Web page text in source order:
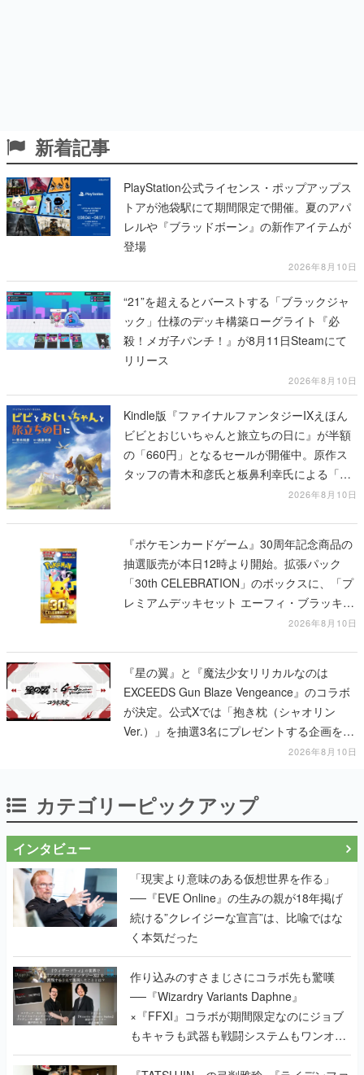
新着記事
PlayStation公式ライセンス・ポップアップス
トアが池袋駅にて期間限定で開催。夏のアパ
レルや『ブラッドボーン』の新作アイテムが
登場
2026年8月10日
“21”を超えるとバーストする「ブラックジャ
ック」仕様のデッキ構築ローグライト『必
殺！メガ子パンチ！』が8月11日Steamにて
リリース
2026年8月10日
Kindle版『ファイナルファンタジーIXえほん
ビビとおじいちゃんと旅立ちの日に』が半額
の「660円」となるセールが開催中。原作ス
タッフの青木和彦氏と板鼻利幸氏による「ビ
2026年8月10日
『ポケモンカードゲーム』30周年記念商品の
抽選販売が本日12時より開始。拡張パック
「30th CELEBRATION」のボックスに、「プ
レミアムデッキセット エーフィ・ブラッキ
ー」「FUTURISTIC BOX」の計3商品2026年8月10日
『星の翼』と『魔法少女リリカルなのは
EXCEEDS Gun Blaze Vengeance』のコラボ
が決定。公式Xでは「抱き枕（シャオリン
Ver.）」を抽選3名にプレゼントする企画を実
2026年8月10日
カテゴリーピックアップ
インタビュー
「現実より意味のある仮想世界を作る」
──『EVE Online』の生みの親が18年掲げ
続ける”クレイジーな宣言”は、比喩ではな
く本気だった
作り込みのすさまじさにコラボ先も驚嘆
──『Wizardry Variants Daphne』
×『FFXI』コラボが期間限定なのにジョブ
もキャラも武器も戦闘システムもワンオフ
で作り込まれた理由を両ディレクターに聞